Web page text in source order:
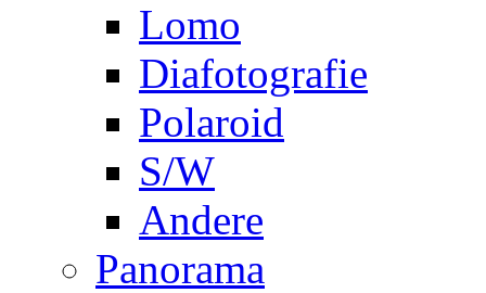
Lomo
Diafotografie
Polaroid
S/W
Andere
Panorama